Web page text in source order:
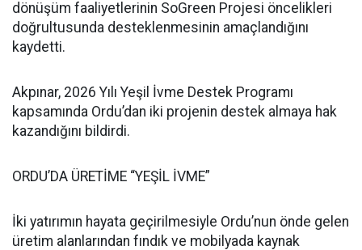
dönüşüm faaliyetlerinin SoGreen Projesi öncelikleri
doğrultusunda desteklenmesinin amaçlandığını
kaydetti.
Akpınar, 2026 Yılı Yeşil İvme Destek Programı
kapsamında Ordu’dan iki projenin destek almaya hak
kazandığını bildirdi.
ORDU’DA ÜRETİME “YEŞİL İVME”
İki yatırımın hayata geçirilmesiyle Ordu’nun önde gelen
üretim alanlarından fındık ve mobilyada kaynak